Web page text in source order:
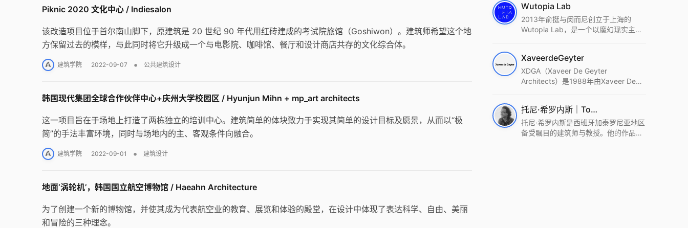
Piknic 2020 文化中心 / Indiesalon
该改造项目位于首尔南山脚下，原建筑是 20 世纪 90 年代用红砖建成的考试院旅馆（Goshiwon）。建筑师希望这个地
方保留过去的模样，与此同时将它升级成一个与电影院、咖啡馆、餐厅和设计商店共存的文化综合体。
建筑学院 2022-09-07 • 公共建筑设计
韩国现代集团全球合作伙伴中心+庆州大学校园区 / Hyunjun Mihn + mp_art architects
这一项目旨在于场地上打造了两栋独立的培训中心。建筑简单的体块致力于实现其简单的设计目标及愿景，从而以“极
简”的手法丰富环境，同时与场地内的主、客观条件向融合。
建筑学院 2022-09-01 • 建筑设计
地面‘涡轮机’，韩国国立航空博物馆 / Haeahn Architecture
为了创建一个新的博物馆，并使其成为代表航空业的教育、展览和体验的殿堂，在设计中体现了表达科学、自由、美丽
和冒险的三种理念。
Wutopia Lab
2013年俞挺与闵而尼创立于上海的
Wutopia Lab，是一个以魔幻现实主
统这种新的思维范式为基础，以上海性
和生活性为介入设计的原点，以建筑为
工具，从而推动建筑学和社会学进步。
2022 DFA中获Merit,2021 Architizer
A+ Firm Awards中获Special
Mention：Best Young Firm，2020 IF
XaveerdeGeyter
XDGA（Xaveer De Geyter
Architects）是1988年由Xaveer De
进的设计方法、多元的专业团队和国际
化的作品著称，曾获密斯·凡·德罗奖、
Bigmat奖等多项重要奖项。XDGA主张
托尼·希罗内斯｜Toni Gironès
托尼·希罗内斯是西班牙加泰罗尼亚地区
备受瞩目的建筑师与教授。他的作品深